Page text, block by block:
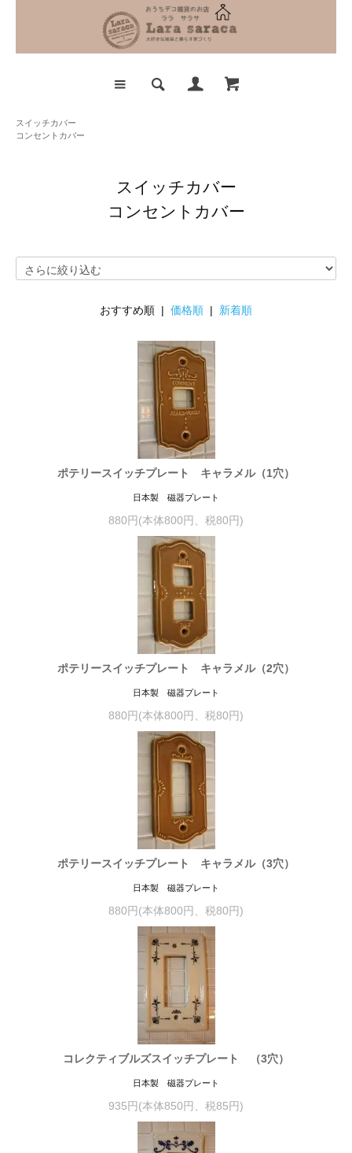
スイッチカバー
コンセントカバー
スイッチカバー
コンセントカバー
おすすめ順 | 価格順 | 新着順
ポテリースイッチプレート キャラメル（1穴）
日本製 磁器プレート
880円(本体800円、税80円)
ポテリースイッチプレート キャラメル（2穴）
日本製 磁器プレート
880円(本体800円、税80円)
ポテリースイッチプレート キャラメル（3穴）
日本製 磁器プレート
880円(本体800円、税80円)
コレクティブルズスイッチプレート （3穴）
日本製 磁器プレート
935円(本体850円、税85円)